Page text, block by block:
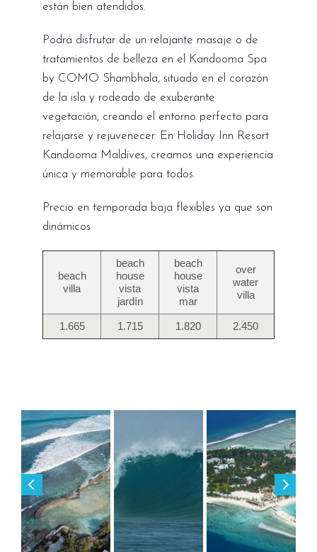
están bien atendidos.
Podrá disfrutar de un relajante masaje o de
tratamientos de belleza en el Kandooma Spa
by COMO Shambhala, situado en el corazón
de la isla y rodeado de exuberante
vegetación, creando el entorno perfecto para
relajarse y rejuvenecer. En Holiday Inn Resort
Kandooma Maldives, creamos una experiencia
única y memorable para todos.
Precio en temporada baja flexibles ya que son
dinámicos
beach
villa
beach
house
vista
jardín
beach
house
vista
mar
over
water
villa
1.665 1.715 1.820 2.450